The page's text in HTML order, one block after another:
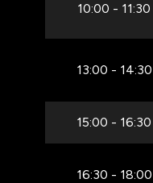
10:00 - 11:30
13:00 - 14:30
15:00 - 16:30
16:30 - 18:00